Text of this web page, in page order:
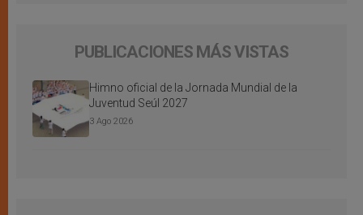
PUBLICACIONES MÁS VISTAS
Himno oficial de la Jornada Mundial de la
Juventud Seúl 2027
3 Ago 2026